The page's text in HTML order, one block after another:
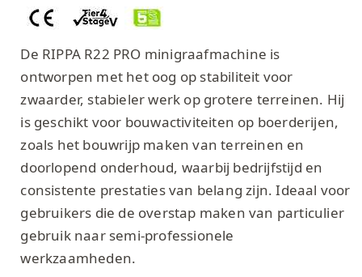
De RIPPA R22 PRO minigraafmachine is
ontworpen met het oog op stabiliteit voor
zwaarder, stabieler werk op grotere terreinen. Hij
is geschikt voor bouwactiviteiten op boerderijen,
zoals het bouwrijp maken van terreinen en
doorlopend onderhoud, waarbij bedrijfstijd en
consistente prestaties van belang zijn. Ideaal voor
gebruikers die de overstap maken van particulier
gebruik naar semi-professionele
werkzaamheden.